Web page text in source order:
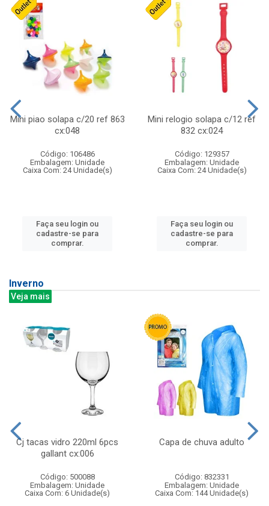
Mini piao solapa c/20 ref 863
cx:048
Código: 106486
Embalagem: Unidade
Caixa Com: 24 Unidade(s)
Faça seu login ou
cadastre-se para
comprar.
Mini relogio solapa c/12 ref
832 cx:024
Código: 129357
Embalagem: Unidade
Caixa Com: 24 Unidade(s)
Faça seu login ou
cadastre-se para
comprar.
Inverno
Veja mais
Cj tacas vidro 220ml 6pcs
gallant cx:006
Código: 500088
Embalagem: Unidade
Caixa Com: 6 Unidade(s)
Capa de chuva adulto
Código: 832331
Embalagem: Unidade
Caixa Com: 144 Unidade(s)